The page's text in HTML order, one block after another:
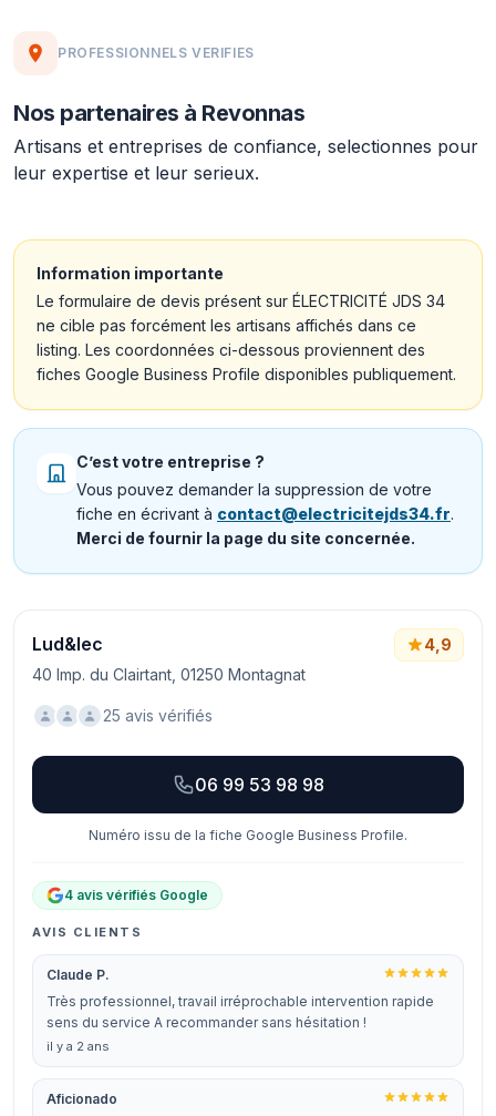
PROFESSIONNELS VERIFIES
Nos partenaires à Revonnas
Artisans et entreprises de confiance, selectionnes pour
leur expertise et leur serieux.
Information importante
Le formulaire de devis présent sur ÉLECTRICITÉ JDS 34
ne cible pas forcément les artisans affichés dans ce
listing. Les coordonnées ci-dessous proviennent des
fiches Google Business Profile disponibles publiquement.
C’est votre entreprise ?
Vous pouvez demander la suppression de votre
fiche en écrivant à contact@electricitejds34.fr.
Merci de fournir la page du site concernée.
Lud&lec
40 Imp. du Clairtant, 01250 Montagnat
4,9
25 avis vérifiés
06 99 53 98 98
Numéro issu de la fiche Google Business Profile.
4 avis vérifiés Google
AVIS CLIENTS
Claude P.
Très professionnel, travail irréprochable intervention rapide
sens du service A recommander sans hésitation !
il y a 2 ans
Aficionado